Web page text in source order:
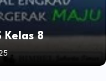
Kelas 8